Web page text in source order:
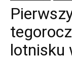
lotnisku